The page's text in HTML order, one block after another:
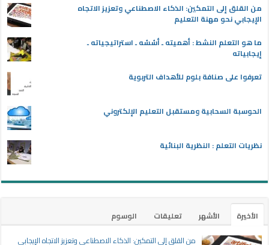
من القلق إلى التمكين: الذكاء الاصطناعي وتعزيز الاتجاه
الإيجابي نحو مهنة التعليم
ما هو التعلم النشط : أهميته ـ أسُسُه ـ استراتيجياته ـ
إيجابياته
تعرفوا على صنافة بلوم للأهداف التربوية
الحوسبة السحابية ومستقبل التعليم الإلكتروني
نظريات التعلم : النظرية البنائية
الأخيرة الأشهر تعليقات
الوسوم
من القلق إلى التمكين: الذكاء الاصطناعي وتعزيز الاتجاه الإيجابي